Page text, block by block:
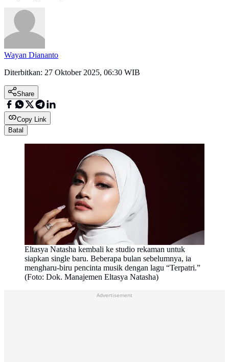
Wayan Diananto
Diterbitkan: 27 Oktober 2025, 06:30 WIB
Share
Copy Link
Batal
Eltasya Natasha kembali ke studio rekaman untuk
siapkan single baru. Beberapa bulan sebelumnya, ia
mengharu-biru pencinta musik dengan lagu “Terpatri.”
(Foto: Dok. Manajemen Eltasya Natasha)
Advertisement